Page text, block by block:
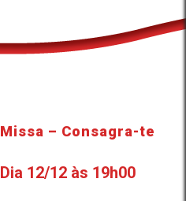
Missa – Consagra-te
Dia 12/12 às 19h00